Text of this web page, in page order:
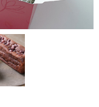
）